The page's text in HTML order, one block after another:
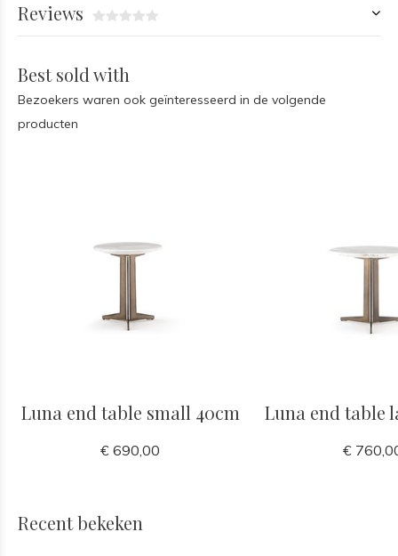
Reviews
Best sold with
Bezoekers waren ook geïnteresseerd in de volgende
producten
Luna end table small 40cm
€ 690,00
Luna end table
€
Recent bekeken